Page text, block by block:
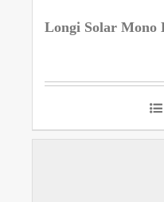
Longi Solar Mono